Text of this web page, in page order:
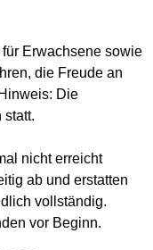
Erwachsene sowie
die Freude an
Die
statt.
nicht erreicht
ab und erstatten
vollständig.
vor Beginn.